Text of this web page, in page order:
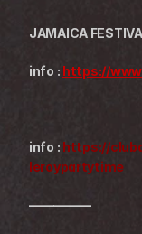
JAMAICA
info : https://
info : https://
leroypartytime
—————